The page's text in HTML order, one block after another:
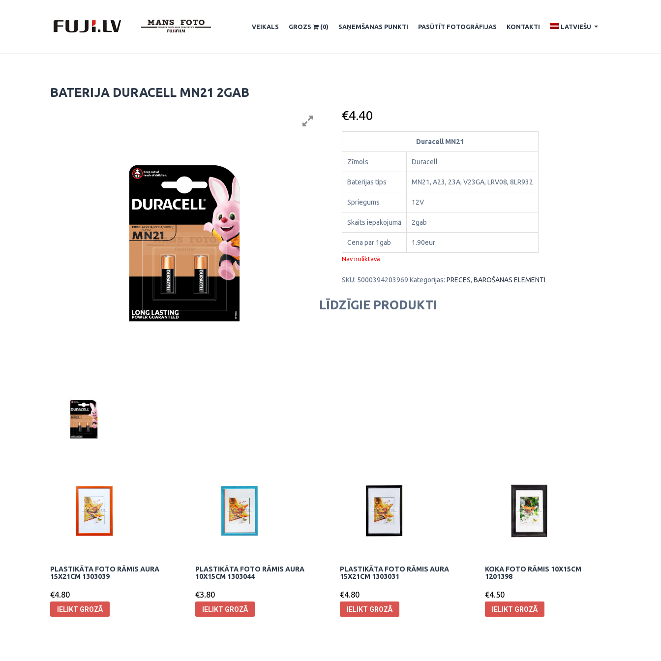
VEIKALS GROZS (0) SAŅEMŠANAS PUNKTI PASŪTĪT FOTOGRĀFIJAS KONTAKTI
LATVIEŠU
BATERIJA DURACELL MN21 2GAB
€4.40
Duracell MN21
Zīmols Duracell
Baterijas tips MN21, A23, 23A, V23GA, LRV08, 8LR932
Spriegums 12V
Skaits iepakojumā 2gab
Cena par 1gab 1.90eur
Nav noliktavā
SKU: 5000394203969 Kategorijas: PRECES, BAROŠANAS ELEMENTI
LĪDZĪGIE PRODUKTI
PLASTIKĀTA FOTO RĀMIS AURA
15X21CM 1303039
€4.80
IELIKT GROZĀ
PLASTIKĀTA FOTO RĀMIS AURA
10X15CM 1303044
€3.80
IELIKT GROZĀ
PLASTIKĀTA FOTO RĀMIS AURA
15X21CM 1303031
€4.80
IELIKT GROZĀ
KOKA FOTO RĀMIS 10X15CM
1201398
€4.50
IELIKT GROZĀ